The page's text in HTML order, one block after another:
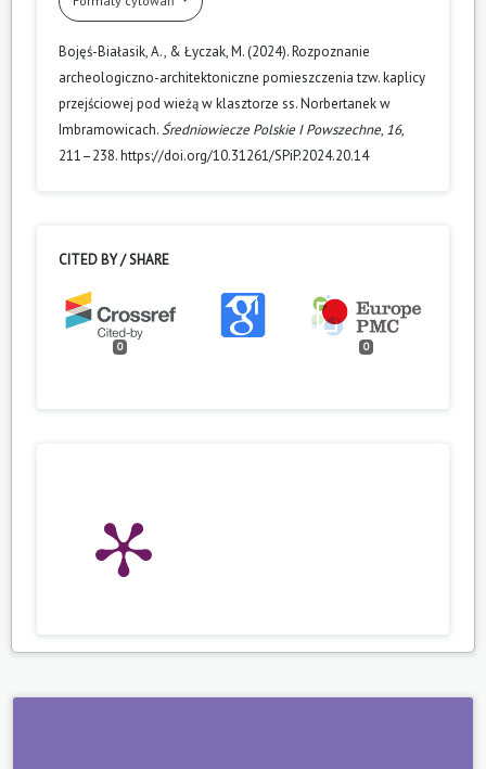
Bojęś-Białasik, A., & Łyczak, M. (2024). Rozpoznanie
archeologiczno-architektoniczne pomieszczenia tzw. kaplicy
przejściowej pod wieżą w klasztorze ss. Norbertanek w
Imbramowicach.Średniowiecze Polskie I Powszechne, 16,
211–238. https://doi.org/10.31261/SPiP.2024.20.14
CITED BY / SHARE
0 0